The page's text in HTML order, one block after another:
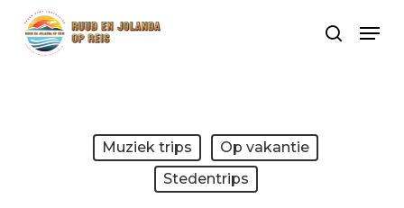
Skip
search
Menu
Muziek trips
Op vakantie
Stedentrips